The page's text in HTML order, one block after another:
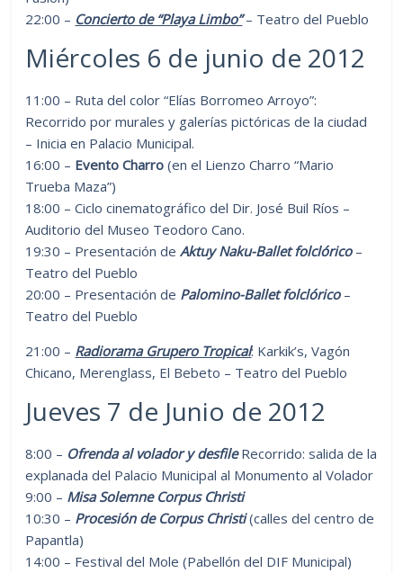
22:00 – Concierto de “Playa Limbo”– Teatro del Pueblo
Miércoles 6 de junio de 2012
11:00 – Ruta del color “Elías Borromeo Arroyo”:
Recorrido por murales y galerías pictóricas de la ciudad
– Inicia en Palacio Municipal.
16:00 – Evento Charro (en el Lienzo Charro “Mario
Trueba Maza”)
18:00 – Ciclo cinematográfico del Dir. José Buil Ríos –
Auditorio del Museo Teodoro Cano.
19:30 – Presentación deAktuy Naku-Ballet folclórico–
Teatro del Pueblo
20:00 – Presentación de Palomino-Ballet folclórico–
Teatro del Pueblo
21:00 – Radiorama Grupero Tropical: Karkik’s, Vagón
Chicano, Merenglass, El Bebeto – Teatro del Pueblo
Jueves 7 de Junio de 2012
8:00 – Ofrenda al volador y desfileRecorrido: salida de la
explanada del Palacio Municipal al Monumento al Volador
9:00 – Misa Solemne Corpus Christi
10:30 – Procesión de Corpus Christi(calles del centro de
Papantla)
14:00 – Festival del Mole (Pabellón del DIF Municipal)